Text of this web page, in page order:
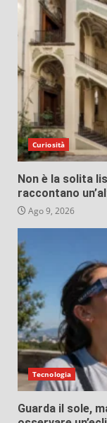
Curiosità
Non è la solita
raccontano
Ago 9, 2026
Tecnologia
Guarda il sole,